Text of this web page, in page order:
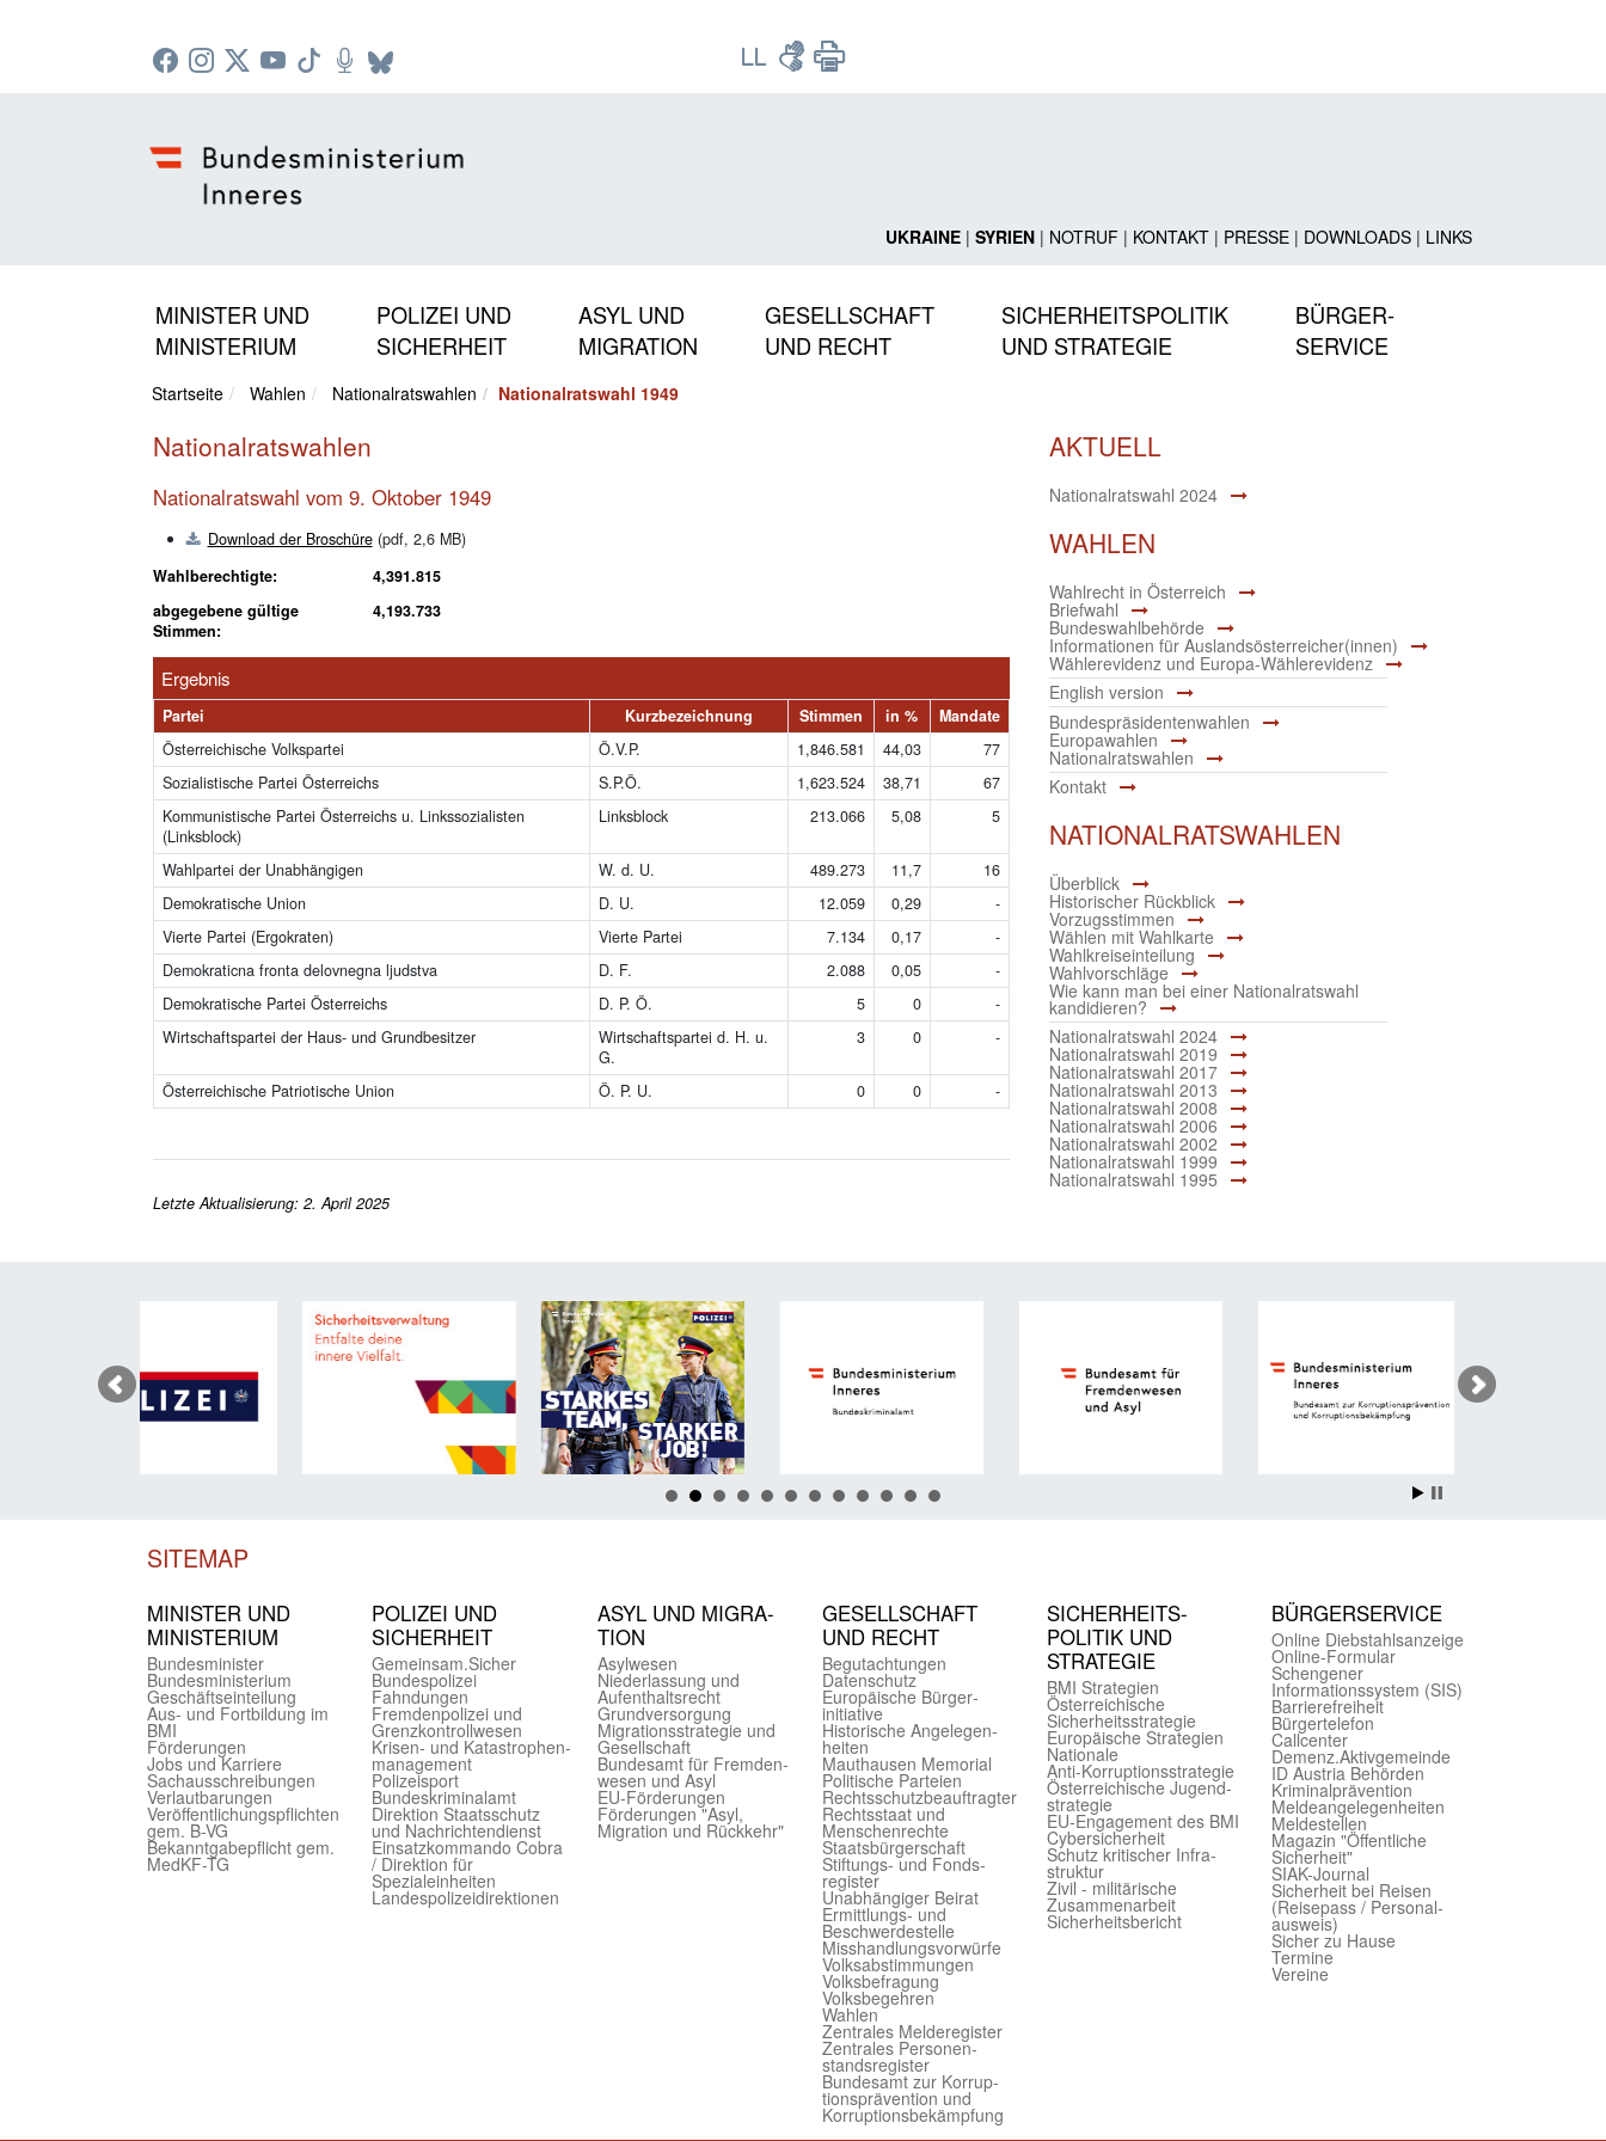
UKRAINE| SYRIEN| NOTRUF| KONTAKT| PRESSE| DOWNLOADS| LINKS
MINISTER UND
MINISTERIUM
POLIZEI UND
SICHERHEIT
ASYL UND
MIGRATION
GESELLSCHAFT
UND RECHT
SICHERHEITSPOLITIK
UND STRATEGIE
BÜRGER-
SERVICE
Startseite Wahlen Nationalratswahlen Nationalratswahl 1949
Nationalratswahlen
Nationalratswahl vom 9. Oktober 1949
Download der Broschüre(pdf, 2,6 MB)
Wahlberechtigte:
4,391.815
abgegebene gültige
Stimmen:
4,193.733
Ergebnis
Partei Kurzbezeichnung Stimmen in %
Mandate
Österreichische Volkspartei
Ö.V.P. 1,846.581 44,03
77
Sozialistische Partei Österreichs
S.P.Ö. 1,623.524 38,71
67
Kommunistische Partei Österreichs u. Linkssozialisten
(Linksblock)
Linksblock 213.066 5,08 5
Wahlpartei der Unabhängigen W. d. U. 489.273 11,7
16
Demokratische Union
D. U. 12.059 0,29
-
Vierte Partei (Ergokraten)
Vierte Partei 7.134 0,17
-
Demokraticna fronta delovnegna ljudstva
D. F. 2.088 0,05
-
Demokratische Partei Österreichs
D. P. Ö. 5 0
-
Wirtschaftspartei der Haus- und Grundbesitzer
Wirtschaftspartei d. H. u.
G.
3 0 -
Österreichische Patriotische Union Ö. P. U. 0 0 -
Letzte Aktualisierung: 2. April 2025
AKTUELL
Nationalratswahl 2024
WAHLEN
Wahlrecht in Österreich
Briefwahl
Bundeswahlbehörde
Informationen für Auslandsösterreicher(innen)
Wählerevidenz und Europa-Wählerevidenz
English version
Bundespräsidentenwahlen
Europawahlen
Nationalratswahlen
Kontakt
NATIONALRATSWAHLEN
Überblick
Historischer Rückblick
Vorzugsstimmen
Wählen mit Wahlkarte
Wahlkreiseinteilung
Wahlvorschläge
Wie kann man bei einer Nationalratswahl
kandidieren?
Nationalratswahl 2024
Nationalratswahl 2019
Nationalratswahl 2017
Nationalratswahl 2013
Nationalratswahl 2008
Nationalratswahl 2006
Nationalratswahl 2002
Nationalratswahl 1999
Nationalratswahl 1995
SITEMAP
MINISTER UND
MINIST­ERIUM
Bundes­minister
Bundes­ministerium
Geschäfts­einteilung
Aus- und Fortbildung im
BMI
Förderungen
Jobs und Karriere
Sachaus­schreibungen
Verlautbarungen
Veröffentlichungspflichten
gem. B-VG
Bekanntgabepflicht gem.
MedKF-TG
POLIZEI UND
SICHER­HEIT
Gemein­sam.Sicher
Bundes­polizei
Fahndungen
Fremdenpolizei und
Grenzkontrollwesen
Krisen- und Katastrophen­
management
Polizeisport
Bundes­kriminal­amt
Direktion Staats­schutz
und Nach­richten­dienst
Einsatz­kommando Cobra
/ Direktion für
Spezialeinheiten
Landes­polizei­direk­tionen
ASYL UND MIGRA­
TION
Asyl­wesen
Nieder­lassung und
Aufent­halts­recht
Grund­versorgung
Migrations­strategie und
Gesell­schaft
Bundes­amt für Fremden­
wesen und Asyl
EU-Förde­rungen
Förderungen "Asyl,
Migration und Rückkehr"
GE­SELL­SCHAFT
UND RECHT
Begut­achtungen
Daten­schutz
Europäische Bürger­
initiative
Historische Angelegen­
heiten
Mauthausen Memorial
Politische Parteien
Rechts­schutz­beauftragter
Rechts­staat und
Menschen­rechte
Staats­bürger­schaft
Stiftungs- und Fonds­
register
Unab­hängiger Beirat
Ermittlungs- und
Beschwerde­stelle
Misshandlungs­vorwürfe
Volks­abstimmungen
Volks­befragung
Volks­begehren
Wahlen
Zentrales Melde­register
Zentrales Personen­
stands­register
Bundes­amt zur Korrup­
tions­prävention und
Korrup­tions­bekämpfung
SICHER­HEITS­
POLITIK UND
STRATEGIE
BMI Strategien
Öster­reichische
Sicherheits­strategie
Europäische Strategien
Nationale
Anti-Korruptions­strategie
Öster­reichische Jugend­
strategie
EU-Engagement des BMI
Cybersicherheit
Schutz kritischer Infra­
struktur
Zivil - militärische
Zusammen­arbeit
Sicherheits­bericht
BÜRGER­SERVICE
Online Diebstahls­anzeige
Online-Formular
Schengener
Informationssystem (SIS)
Barriere­freiheit
Bürger­telefon
Call­center
Demenz.Aktiv­gemeinde
ID Austria Behörden
Kriminal­prävention
Melde­an­ge­le­gen­heiten
Meld­estellen
Magazin "Öffentliche
Sicherheit"
SIAK-Journal
Sicherheit bei Reisen
(Reise­pass / Personal­
ausweis)
Sicher zu Hause
Termine
Vereine